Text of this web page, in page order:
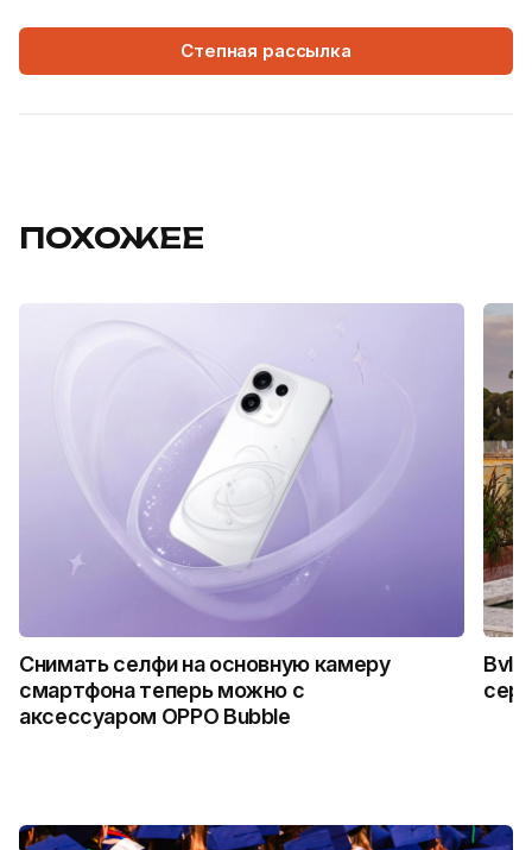
Степная рассылка
ПОХОЖЕЕ
Снимать селфи на основную камеру
смартфона теперь можно с
аксессуаром OPPO Bubble